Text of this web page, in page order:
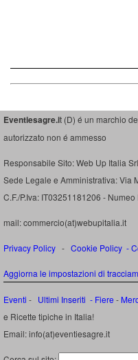
Eventiesagre.it (D) é un marchio
autorizzato non é ammesso
Responsabile Sito: Web Up Italia
Sede Legale e Amministrativa: Via
C.F./P.Iva: IT03251181206 -
mail: commercio(at)webupitalia.it
Privacy Policy - Cookie Policy -
Aggiorna le impostazioni di
Eventi - Ultimi Inseriti - Fiere -
e Ricette tipiche in Italia!
Email: info(at)eventiesagre.it